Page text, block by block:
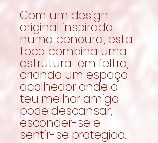
Com um design
original inspirado
numa cenoura, esta
toca combina uma
estrutura em feltro,
criando um espaço
acolhedor onde o
teu melhor amigo
pode descansar,
esconder-se e
sentir-se protegido.